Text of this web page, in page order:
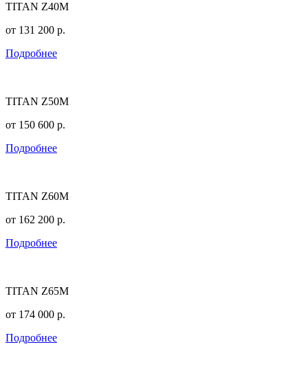
TITAN Z40M
от 131 200 р.
Подробнее
TITAN Z50M
от 150 600 р.
Подробнее
TITAN Z60M
от 162 200 р.
Подробнее
TITAN Z65M
от 174 000 р.
Подробнее